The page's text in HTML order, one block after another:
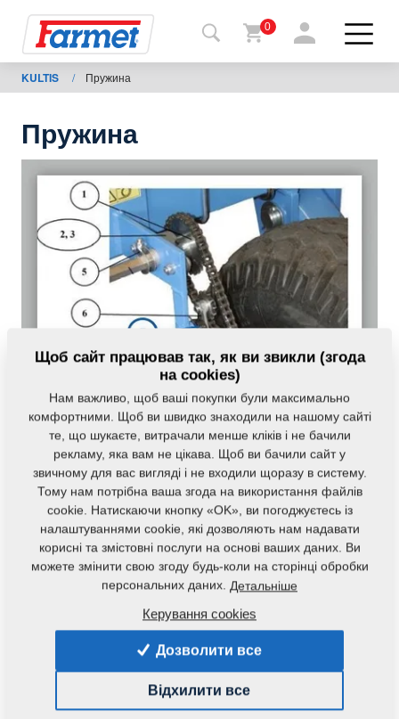
Назад
на
Магазин
Farmet
Мої
машини
Завантаження
0
KULTIS / Пружина
Пружина
m86GD1065
Щоб сайт працював так, як ви звикли (згода
на cookies)
Нам важливо, щоб ваші покупки були максимально
комфортними. Щоб ви швидко знаходили на нашому сайті
те, що шукаєте, витрачали менше кліків і не бачили
рекламу, яка вам не цікава. Щоб ви бачили сайт у
звичному для вас вигляді і не входили щоразу в систему.
Тому нам потрібна ваша згода на використання файлів
cookie. Натискаючи кнопку «OK», ви погоджуєтесь із
налаштуваннями cookie, які дозволяють нам надавати
корисні та змістовні послуги на основі ваших даних. Ви
можете змінити свою згоду будь-коли на сторінці обробки
персональних даних. Детальніше
Керування cookies
Дозволити все
Відхилити все